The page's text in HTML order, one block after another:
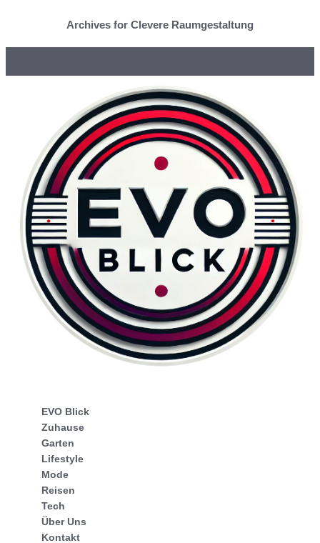
Archives for Clevere Raumgestaltung
EVO Blick
Zuhause
Garten
Lifestyle
Mode
Reisen
Tech
Über Uns
Kontakt